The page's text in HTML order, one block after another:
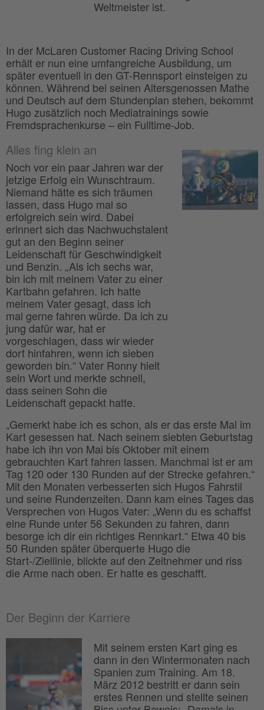
Weltmeister ist.
In der McLaren Customer Racing Driving School
erhält er nun eine umfangreiche Ausbildung, um
später eventuell in den GT-Rennsport einsteigen zu
können. Während bei seinen Altersgenossen Mathe
und Deutsch auf dem Stundenplan stehen, bekommt
Hugo zusätzlich noch Mediatrainings sowie
Fremdsprachenkurse – ein Fulltime-Job.
Alles fing klein an
Noch vor ein paar Jahren war der
jetzige Erfolg ein Wunschtraum.
Niemand hätte es sich träumen
lassen, dass Hugo mal so
erfolgreich sein wird. Dabei
erinnert sich das Nachwuchstalent
gut an den Beginn seiner
Leidenschaft für Geschwindigkeit
und Benzin. „Als ich sechs war,
bin ich mit meinem Vater zu einer
Kartbahn gefahren. Ich hatte
meinem Vater gesagt, dass ich
mal gerne fahren würde. Da ich zu
jung dafür war, hat er
vorgeschlagen, dass wir wieder
dort hinfahren, wenn ich sieben
geworden bin.“ Vater Ronny hielt
sein Wort und merkte schnell,
dass seinen Sohn die
Leidenschaft gepackt hatte.
„Gemerkt habe ich es schon, als er das erste Mal im
Kart gesessen hat. Nach seinem siebten Geburtstag
habe ich ihn von Mai bis Oktober mit einem
gebrauchten Kart fahren lassen. Manchmal ist er am
Tag 120 oder 130 Runden auf der Strecke gefahren.“
Mit den Monaten verbesserten sich Hugos Fahrstil
und seine Rundenzeiten. Dann kam eines Tages das
Versprechen von Hugos Vater: „Wenn du es schaffst
eine Runde unter 56 Sekunden zu fahren, dann
besorge ich dir ein richtiges Rennkart.“ Etwa 40 bis
50 Runden später überquerte Hugo die
Start-/Ziellinie, blickte auf den Zeitnehmer und riss
die Arme nach oben. Er hatte es geschafft.
Der Beginn der Karriere
Mit seinem ersten Kart ging es
dann in den Wintermonaten nach
Spanien zum Training. Am 18.
März 2012 bestritt er dann sein
erstes Rennen und stellte seinen